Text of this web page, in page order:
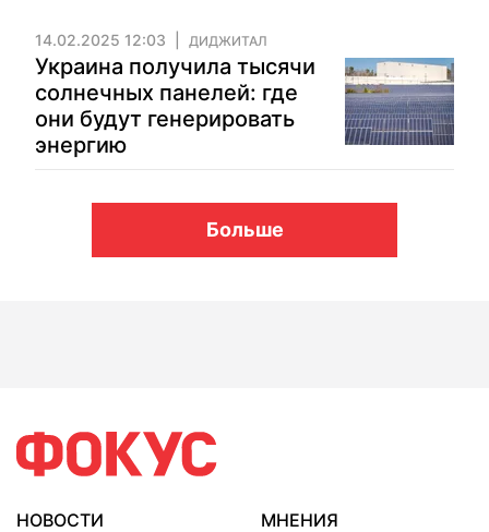
14.02.2025 12:03 ДИДЖИТАЛ
Украина получила тысячи
солнечных панелей: где
они будут генерировать
энергию
Больше
НОВОСТИ
МНЕНИЯ